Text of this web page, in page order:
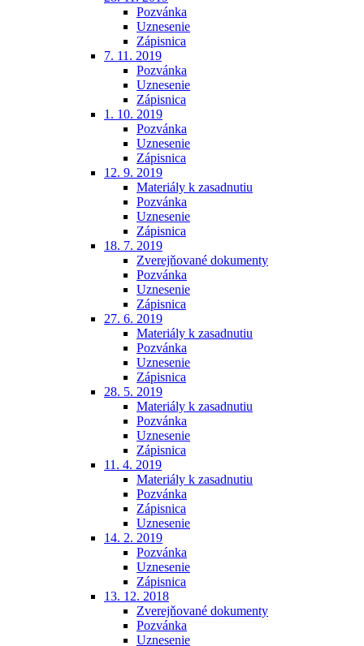
Pozvánka
Uznesenie
Zápisnica
7. 11. 2019
Pozvánka
Uznesenie
Zápisnica
1. 10. 2019
Pozvánka
Uznesenie
Zápisnica
12. 9. 2019
Materiály k zasadnutiu
Pozvánka
Uznesenie
Zápisnica
18. 7. 2019
Zverejňované dokumenty
Pozvánka
Uznesenie
Zápisnica
27. 6. 2019
Materiály k zasadnutiu
Pozvánka
Uznesenie
Zápisnica
28. 5. 2019
Materiály k zasadnutiu
Pozvánka
Uznesenie
Zápisnica
11. 4. 2019
Materiály k zasadnutiu
Pozvánka
Zápisnica
Uznesenie
14. 2. 2019
Pozvánka
Uznesenie
Zápisnica
13. 12. 2018
Zverejňované dokumenty
Pozvánka
Uznesenie